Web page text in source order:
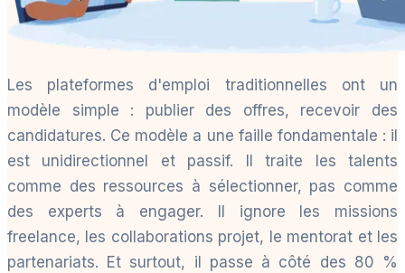
Les plateformes d'emploi traditionnelles ont un
modèle simple : publier des offres, recevoir des
candidatures. Ce modèle a une faille fondamentale : il
est unidirectionnel et passif. Il traite les talents
comme des ressources à sélectionner, pas comme
des experts à engager. Il ignore les missions
freelance, les collaborations projet, le mentorat et les
partenariats. Et surtout, il passe à côté des 80 %